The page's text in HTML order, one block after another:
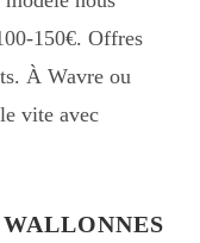
150€. Offres
À Wavre ou
vite avec